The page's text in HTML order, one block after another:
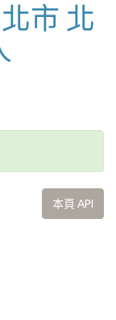
市 北
本頁 API